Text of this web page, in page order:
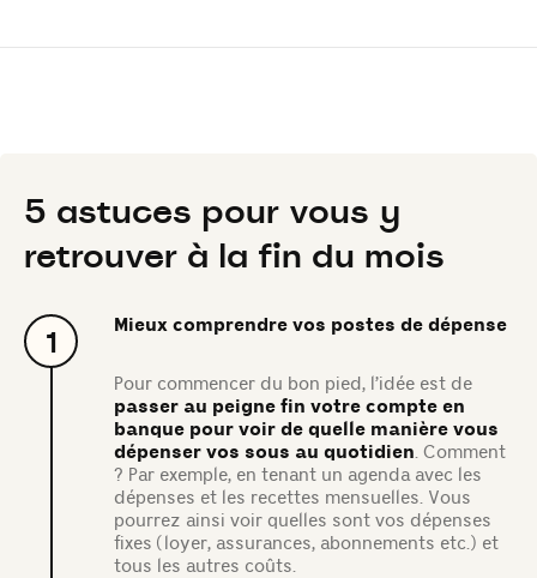
5 astuces pour vous y
retrouver à la fin du mois
1 Mieux comprendre vos postes de dépense
Pour commencer du bon pied, l’idée est de
passer au peigne fin votre compte en
banque pour voir de quelle manière vous
dépenser vos sous au quotidien. Comment
? Par exemple, en tenant un agenda avec les
dépenses et les recettes mensuelles. Vous
pourrez ainsi voir quelles sont vos dépenses
fixes (loyer, assurances, abonnements etc.) et
tous les autres coûts.